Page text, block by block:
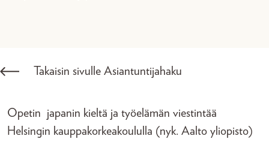
Takaisin sivulle Asiantuntijahaku
Opetin japanin kieltä ja työelämän viestintää
Helsingin kauppakorkeakoululla (nyk. Aalto yliopisto)